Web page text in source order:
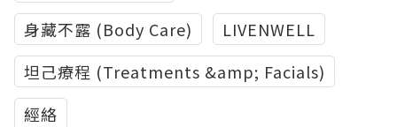
身藏不露 (Body Care)
LIVENWELL
坦己療程 (Treatments &amp; Facials)
經絡